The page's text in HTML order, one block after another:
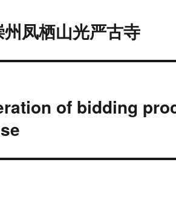
凤栖山光严古寺
of bidding